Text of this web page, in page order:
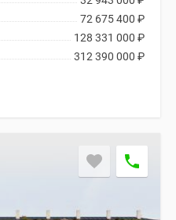
72 675 400 ₽
128 331 000 ₽
312 390 000 ₽